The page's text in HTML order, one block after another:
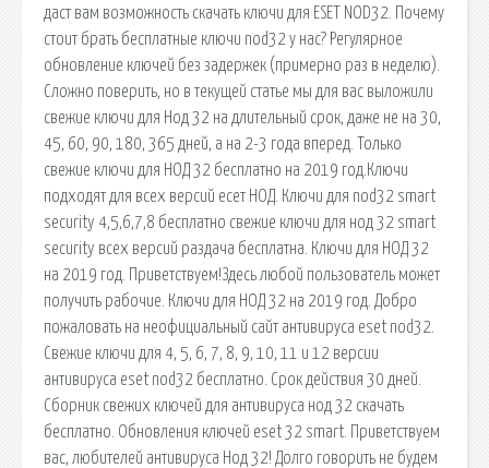
даст вам возможность скачать ключи для ESET NOD32. Почему
стоит брать бесплатные ключи nod32 у нас? Регулярное
обновление ключей без задержек (примерно раз в неделю).
Сложно поверить, но в текущей статье мы для вас выложили
свежие ключи для Нод 32 на длительный срок, даже не на 30,
45, 60, 90, 180, 365 дней, а на 2-3 года вперед. Только
свежие ключи для НОД 32 бесплатно на 2019 год.Ключи
подходят для всех версий есет НОД. Ключи для nod32 smart
security 4,5,6,7,8 бесплатно свежие ключи для нод 32 smart
security всех версий раздача бесплатна. Ключи для НОД 32
на 2019 год. Приветствуем!Здесь любой пользователь может
получить рабочие. Ключи для НОД 32 на 2019 год. Добро
пожаловать на неофициальный сайт антивируса eset nod32.
Свежие ключи для 4, 5, 6, 7, 8, 9, 10, 11 и 12 версии
антивируса eset nod32 бесплатно. Срок действия 30 дней.
Сборник свежих ключей для антивируса нод 32 скачать
бесплатно. Oбновления ключей eset 32 smart. Приветствуем
вас, любителей антивируса Нод 32! Долго говорить не будем